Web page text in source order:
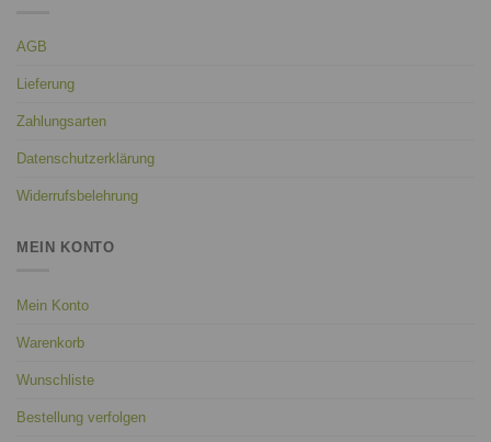
AGB
Lieferung
Zahlungsarten
Datenschutzerklärung
Widerrufsbelehrung
MEIN KONTO
Mein Konto
Warenkorb
Wunschliste
Bestellung verfolgen